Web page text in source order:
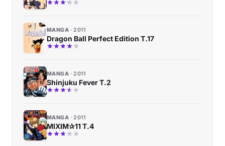
MANGA 2011
Dragon Ball Perfect Edition T.17
MANGA 2011
Shinjuku Fever T.2
MANGA 2011
MIXIM✰11 T.4